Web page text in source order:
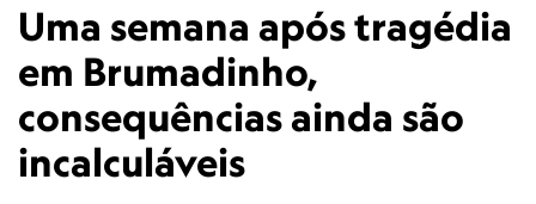
Uma semana após tragédia
em Brumadinho,
consequências ainda são
incalculáveis